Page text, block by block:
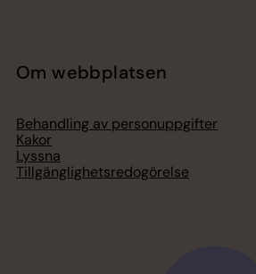
Om webbplatsen
Behandling av personuppgifter
Kakor
Lyssna
Tillgänglighetsredogörelse